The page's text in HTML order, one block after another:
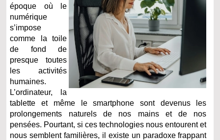
époque où le
numérique
s’impose
comme la toile
de fond de
presque toutes
les activités
humaines.
L’ordinateur, la
tablette et même le smartphone sont devenus les
prolongements naturels de nos mains et de nos
pensées. Pourtant, si ces technologies nous entourent et
nous semblent familières, il existe un paradoxe frappant